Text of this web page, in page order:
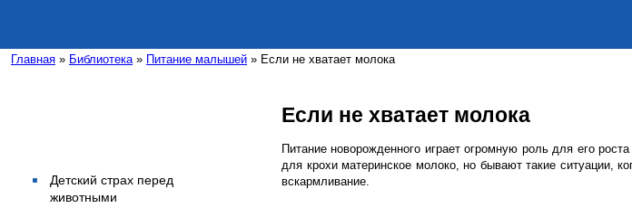
Главная » Библиотека» Питание малышей » Если не хватает молока
Детский страх перед
животными
Если не хватает молока
Питание новорожденного играет огромную роль для его
для крохи материнское молоко, но бывают такие ситуации,
вскармливание.